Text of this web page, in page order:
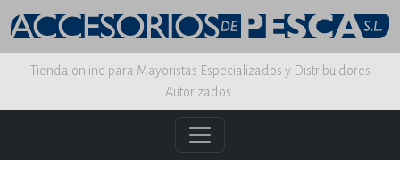
Tienda online para Mayoristas Especializados y Distribuidores
Autorizados.